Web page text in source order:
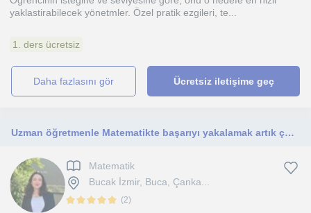
yaklastirabilecek yönetmler. Özel pratik ezgileri, te...
1. ders ücretsiz
daha fazlasını gör Ücretsiz iletişime geç
Uzman öğretmenle Matematikte başarıyı yakalamak artık çok kolay.
Matematik
Bucak İzmir, Buca, Çanka...
(2)